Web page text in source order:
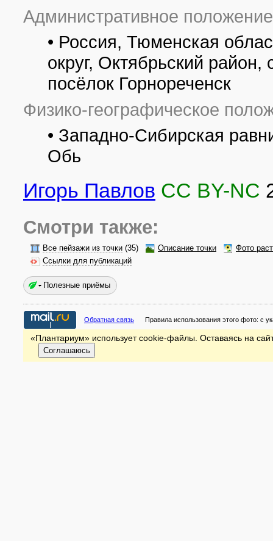
Административное
• Россия, Тюменская
округ, Октябрьский
посёлок Горнореченск
Физико-географическое
• Западно-Сибирская
Обь
Игорь Павлов CC BY-NC
Смотри также:
Все пейзажи из точки (35) Описание точки
Фото
Ссылки для публикаций
Полезные приёмы
Обратная связь Правила использования этого фото: с
«Плантариум» использует cookie-файлы. Оставаясь на
Соглашаюсь